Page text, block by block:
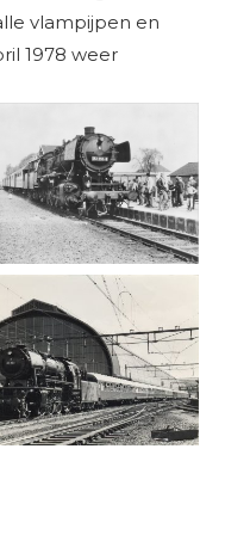
vlampijpen en
1978 weer